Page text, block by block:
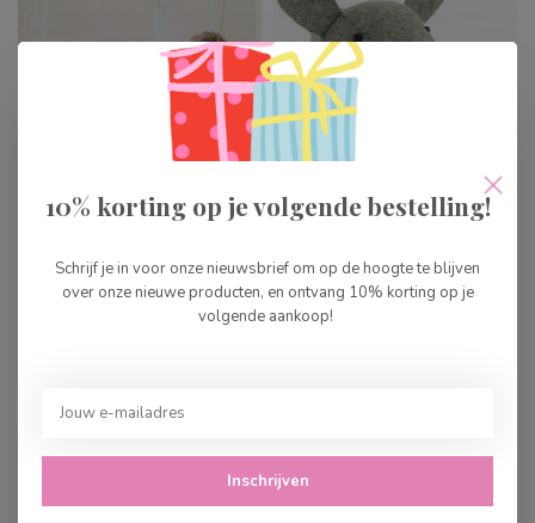
Stoelen
Dierenkop Nijlpaard -
mini
10% korting op je volgende bestelling!
Schrijf je in voor onze nieuwsbrief om op de hoogte te blijven
over onze nieuwe producten, en ontvang 10% korting op je
volgende aankoop!
Inschrijven